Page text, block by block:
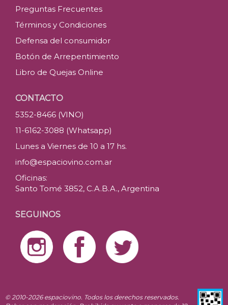
Preguntas Frecuentes
Términos y Condiciones
Defensa del consumidor
Botón de Arrepentimiento
Libro de Quejas Online
CONTACTO
5352-8466 (VINO)
11-6162-3088 (Whatsapp)
Lunes a Viernes de 10 a 17 hs.
info@espaciovino.com.ar
Oficinas:
Santo Tomé 3852, C.A.B.A., Argentina
SEGUINOS
© 2010-2026 espaciovino. Todos los derechos reservados.